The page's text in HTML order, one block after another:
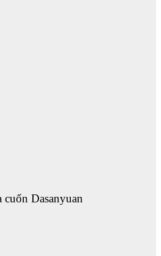
cuốn Dasanyuan